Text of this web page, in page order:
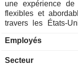
une expérience
flexibles et
travers les États-
d’Airbus, l’une
tarifs ultra-bas,
Employés
Secteur